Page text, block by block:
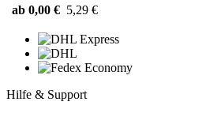
ab 0,00 € 5,29 €
Hilfe & Support